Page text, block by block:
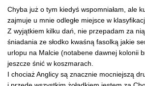
Chyba już o tym kiedyś wspomniałam, ale
zajmuje u mnie odległe miejsce w
Z wyjątkiem kilku dań, nie przepadam za
śniadania ze słodko kwaśną fasolką jakie
urlopu na Malcie (notabene dawnej kolonii
jeszcze śnić w koszmarach.
I chociaż Anglicy są znacznie mocniejszą